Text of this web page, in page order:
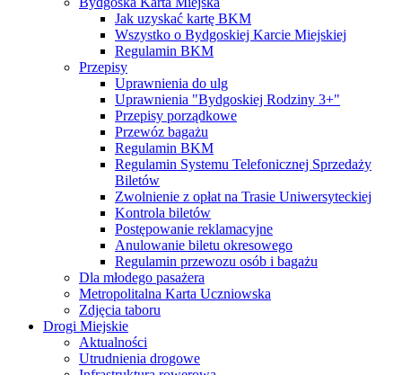
Jak uzyskać kartę BKM
Wszystko o Bydgoskiej Karcie Miejskiej
Regulamin BKM
Przepisy
Uprawnienia do ulg
Uprawnienia "Bydgoskiej Rodziny 3+"
Przepisy porządkowe
Przewóz bagażu
Regulamin BKM
Regulamin Systemu Telefonicznej Sprzedaży
Biletów
Zwolnienie z opłat na Trasie Uniwersyteckiej
Kontrola biletów
Postępowanie reklamacyjne
Anulowanie biletu okresowego
Regulamin przewozu osób i bagażu
Dla młodego pasażera
Metropolitalna Karta Uczniowska
Zdjęcia taboru
Drogi Miejskie
Aktualności
Utrudnienia drogowe